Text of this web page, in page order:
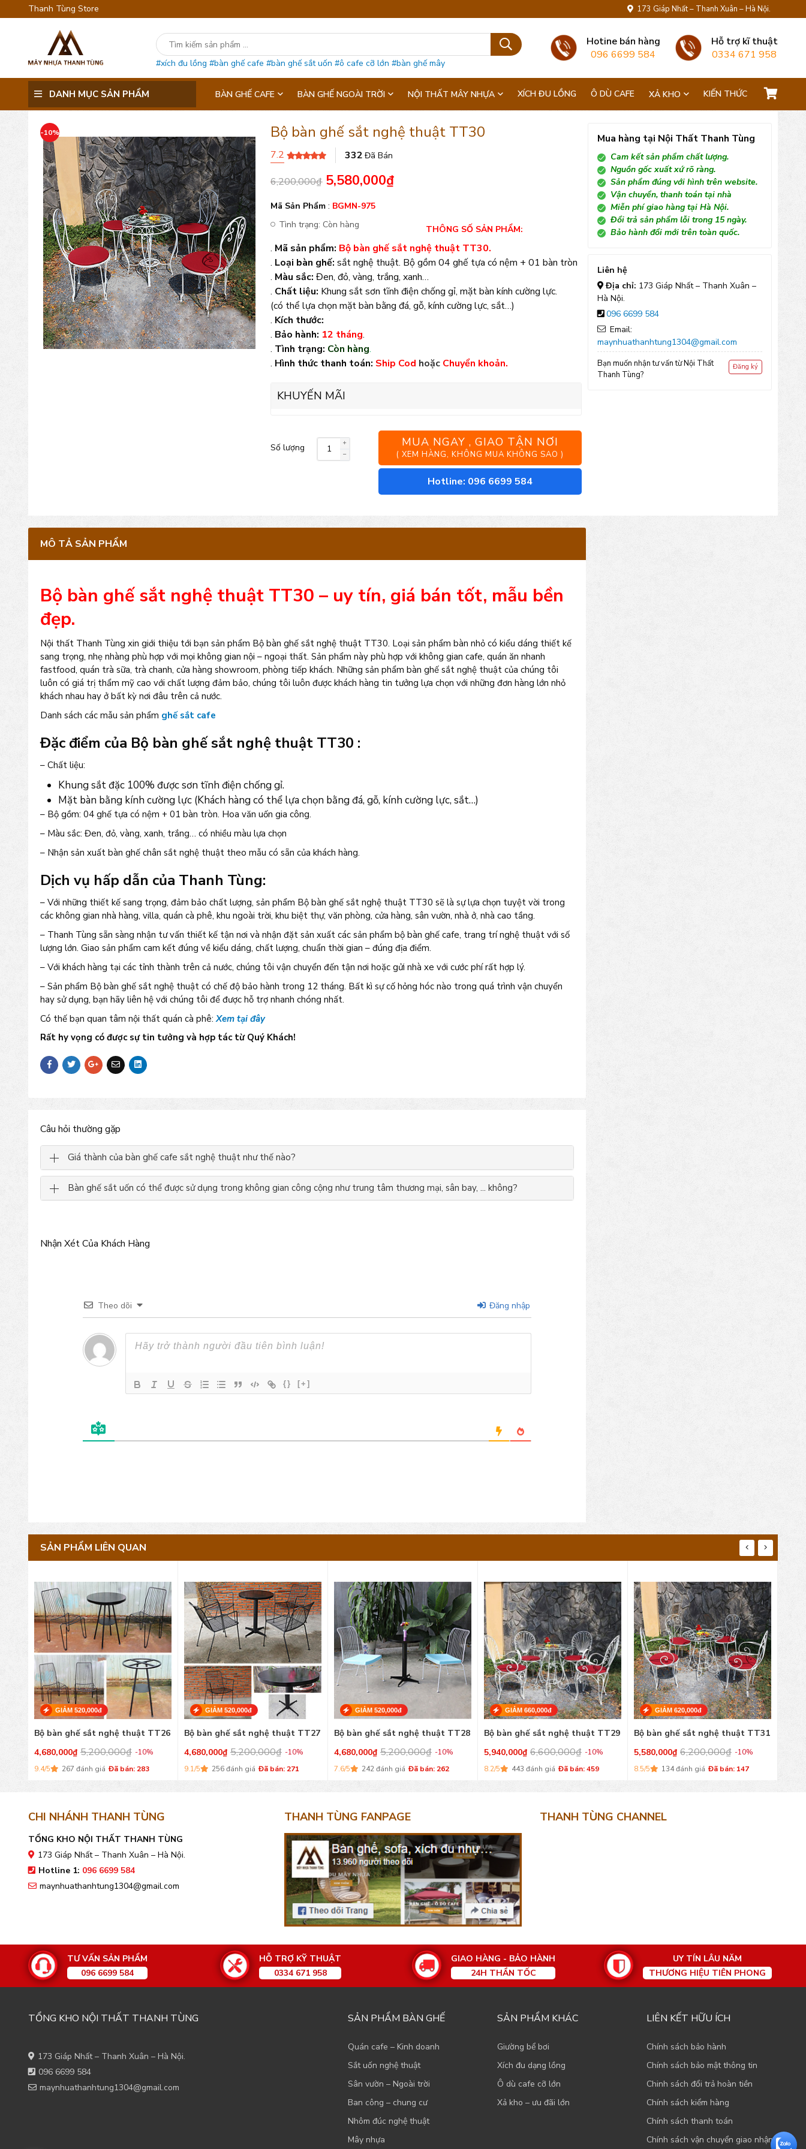
Thanh Tùng Store 173 Giáp Nhất – Thanh Xuân – Hà Nội.
#xích đu lồng #bàn ghế cafe #bàn ghế sắt uốn #ô cafe cỡ lớn #bàn ghế mây
Hotine bán hàng
096 6699 584
Hỗ trợ kĩ thuật
0334 671 958
DANH MỤC SẢN PHẨM BÀN GHẾ CAFE BÀN GHẾ NGOÀI TRỜI NỘI THẤT MÂY NHỰA XÍCH ĐU LỒNG Ô DÙ CAFE XẢ KHO KIẾN THỨC
-10% Bộ bàn ghế sắt nghệ thuật TT30
7.2 332 Đã Bán
6,200,000₫ 5,580,000₫
Mã Sản Phẩm : BGMN-975
Tình trạng: Còn hàng THÔNG SỐ SẢN PHẨM:
. Mã sản phẩm: Bộ bàn ghế sắt nghệ thuật TT30.
. Loại bàn ghế: sắt nghệ thuật. Bộ gồm 04 ghế tựa có nệm + 01 bàn tròn
. Màu sắc: Đen, đỏ, vàng, trắng, xanh…
. Chất liệu: Khung sắt sơn tĩnh điện chống gỉ, mặt bàn kính cường lực.
(có thể lựa chọn mặt bàn bằng đá, gỗ, kính cường lực, sắt…)
. Kích thước:
. Bảo hành: 12 tháng.
. Tình trạng: Còn hàng.
. Hình thức thanh toán: Ship Cod hoặc Chuyển khoản.
KHUYẾN MÃI
Số lượng
số
MUA NGAY , GIAO TẬN NƠI
( XEM HÀNG, KHÔNG MUA KHÔNG SAO )
Hotline: 096 6699 584
Mua hàng tại Nội Thất Thanh Tùng
Cam kết sản phẩm chất lượng.
Nguồn gốc xuất xứ rõ ràng.
Sản phẩm đúng với hình trên website.
Vận chuyển, thanh toán tại nhà
Miễn phí giao hàng tại Hà Nội.
Đổi trả sản phẩm lỗi trong 15 ngày.
Bảo hành đổi mới trên toàn quốc.
Liên hệ
Địa chỉ: 173 Giáp Nhất – Thanh Xuân –
Hà Nội.
096 6699 584
Email:
maynhuathanhtung1304@gmail.com
Bạn muốn nhận tư vấn từ Nội Thất
Thanh Tùng?
Đăng ký
MÔ TẢ SẢN PHẨM
Bộ bàn ghế sắt nghệ thuật TT30 – uy tín, giá bán tốt, mẫu bền
đẹp.
Nội thất Thanh Tùng xin giới thiệu tới bạn sản phẩm Bộ bàn ghế sắt nghệ thuật TT30. Loại sản phẩm bàn nhỏ có kiểu dáng thiết kế
sang trọng, nhẹ nhàng phù hợp với mọi không gian nội – ngoại thất. Sản phẩm này phù hợp với không gian cafe, quán ăn nhanh
fastfood, quán trà sữa, trà chanh, cửa hàng showroom, phòng tiếp khách. Những sản phẩm bàn ghế sắt nghệ thuật của chúng tôi
luôn có giá trị thẩm mỹ cao với chất lượng đảm bảo, chúng tôi luôn được khách hàng tin tưởng lựa chọn với những đơn hàng lớn nhỏ
khách nhau hay ở bất kỳ nơi đâu trên cả nước.
Danh sách các mẫu sản phẩm ghế sắt cafe
Đặc điểm của Bộ bàn ghế sắt nghệ thuật TT30 :
– Chất liệu:
Khung sắt đặc 100% được sơn tĩnh điện chống gỉ.
Mặt bàn bằng kính cường lực (Khách hàng có thể lựa chọn bằng đá, gỗ, kính cường lực, sắt…)
– Bộ gồm: 04 ghế tựa có nệm + 01 bàn tròn. Hoa văn uốn gia công.
– Màu sắc: Đen, đỏ, vàng, xanh, trắng… có nhiều màu lựa chọn
– Nhận sản xuất bàn ghế chân sắt nghệ thuật theo mẫu có sẵn của khách hàng.
Dịch vụ hấp dẫn của Thanh Tùng:
– Với những thiết kế sang trọng, đảm bảo chất lượng, sản phẩm Bộ bàn ghế sắt nghệ thuật TT30 sẽ là sự lựa chọn tuyệt vời trong
các không gian nhà hàng, villa, quán cà phê, khu ngoài trời, khu biệt thự, văn phòng, cửa hàng, sân vườn, nhà ở, nhà cao tầng.
– Thanh Tùng sẵn sàng nhận tư vấn thiết kế tận nơi và nhận đặt sản xuất các sản phẩm bộ bàn ghế cafe, trang trí nghệ thuật với số
lượng lớn. Giao sản phẩm cam kết đúng về kiểu dáng, chất lượng, chuẩn thời gian – đúng địa điểm.
– Với khách hàng tại các tỉnh thành trên cả nước, chúng tôi vận chuyển đến tận nơi hoặc gửi nhà xe với cước phí rất hợp lý.
– Sản phẩm Bộ bàn ghế sắt nghệ thuật có chế độ bảo hành trong 12 tháng. Bất kì sự cố hỏng hóc nào trong quá trình vận chuyển
hay sử dụng, bạn hãy liên hệ với chúng tôi để được hỗ trợ nhanh chóng nhất.
Có thế bạn quan tâm nội thất quán cà phê:Xem tại đây
Rất hy vọng có được sự tin tưởng và hợp tác từ Quý Khách!
Câu hỏi thường gặp
Giá thành của bàn ghế cafe sắt nghệ thuật như thế nào?
Bàn ghế sắt uốn có thể được sử dụng trong không gian công cộng như trung tâm thương mại, sân bay, ... không?
Nhận Xét Của Khách Hàng
Theo dõi Đăng nhập
{} [+]
SẢN PHẨM LIÊN QUAN
GIẢM 520,000đ
Bộ bàn ghế sắt nghệ thuật TT26
5,200,000₫
4,680,000₫
-10%
9.4/5
267 đánh giá Đã bán: 283
GIẢM 520,000đ
Bộ bàn ghế sắt nghệ thuật TT27
5,200,000₫
4,680,000₫
-10%
9.1/5
256 đánh giá Đã bán: 271
GIẢM 520,000đ
Bộ bàn ghế sắt nghệ thuật TT28
5,200,000₫
4,680,000₫
-10%
7.6/5
242 đánh giá Đã bán: 262
GIẢM 660,000đ
Bộ bàn ghế sắt nghệ thuật TT29
6,600,000₫
5,940,000₫
-10%
8.2/5
443 đánh giá Đã bán: 459
GIẢM 620,000đ
Bộ bàn ghế sắt nghệ thuật TT31
6,200,000₫
5,580,000₫
-10%
8.5/5
134 đánh giá Đã bán: 147
CHI NHÁNH THANH TÙNG
TỔNG KHO NỘI THẤT THANH TÙNG
173 Giáp Nhất – Thanh Xuân – Hà Nội.
Hotline 1: 096 6699 584
maynhuathanhtung1304@gmail.com
THANH TÙNG FANPAGE THANH TÙNG CHANNEL
TƯ VẤN SẢN PHẨM
096 6699 584
HỖ TRỢ KỸ THUẬT
0334 671 958
GIAO HÀNG - BẢO HÀNH
24H THẦN TỐC
UY TÍN LÂU NĂM
THƯƠNG HIỆU TIÊN PHONG
TỔNG KHO NỘI THẤT THANH TÙNG
173 Giáp Nhất – Thanh Xuân – Hà Nội.
096 6699 584
maynhuathanhtung1304@gmail.com
SẢN PHẨM BÀN GHẾ
Quán cafe – Kinh doanh
Sắt uốn nghệ thuật
Sân vườn – Ngoài trời
Ban công – chung cư
Nhôm đúc nghệ thuật
Mây nhựa
SẢN PHẨM KHÁC
Giường bể bơi
Xích đu dạng lồng
Ô dù cafe cỡ lớn
Xả kho – ưu đãi lớn
LIÊN KẾT HỮU ÍCH
Chính sách bảo hành
Chính sách bảo mật thông tin
Chinh sách đổi trả hoàn tiền
Chính sách kiểm hàng
Chính sách thanh toán
Chính sách vận chuyển giao nhận